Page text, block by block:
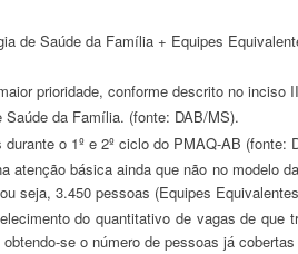
prioridade, conforme descrito no inciso
Saúde da Família. (fonte: DAB/MS).
o 1º e 2º ciclo do PMAQ-AB (fonte:
básica ainda que não no
seja, 3.450 pessoas (Equipes
do quantitativo de vagas de
se o número de pessoas já